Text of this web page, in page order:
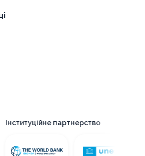
Інституційне партнерство